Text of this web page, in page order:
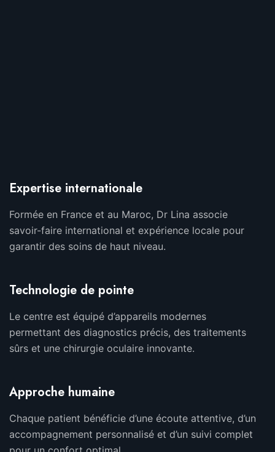
Expertise internationale
Formée en France et au Maroc, Dr Lina associe
savoir-faire international et expérience locale pour
garantir des soins de haut niveau.
Technologie de pointe
Le centre est équipé d’appareils modernes
permettant des diagnostics précis, des traitements
sûrs et une chirurgie oculaire innovante.
Approche humaine
Chaque patient bénéficie d’une écoute attentive, d’un
accompagnement personnalisé et d’un suivi complet